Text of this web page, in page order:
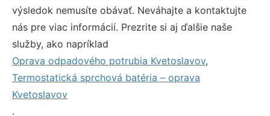
výsledok nemusíte obávať. Neváhajte a kontaktujte
nás pre viac informácií. Prezrite si aj ďalšie naše
služby, ako napríklad
Oprava odpadového potrubia Kvetoslavov,
Termostatická sprchová batéria – oprava
Kvetoslavov
.